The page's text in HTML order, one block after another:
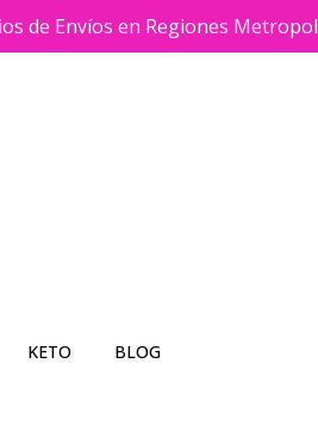
de Envíos en Regiones
KETO BLOG